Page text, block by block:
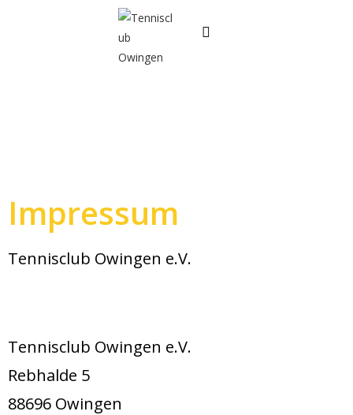
Impressum
Tennisclub Owingen e.V.
Tennisclub Owingen e.V.
Rebhalde 5
88696 Owingen